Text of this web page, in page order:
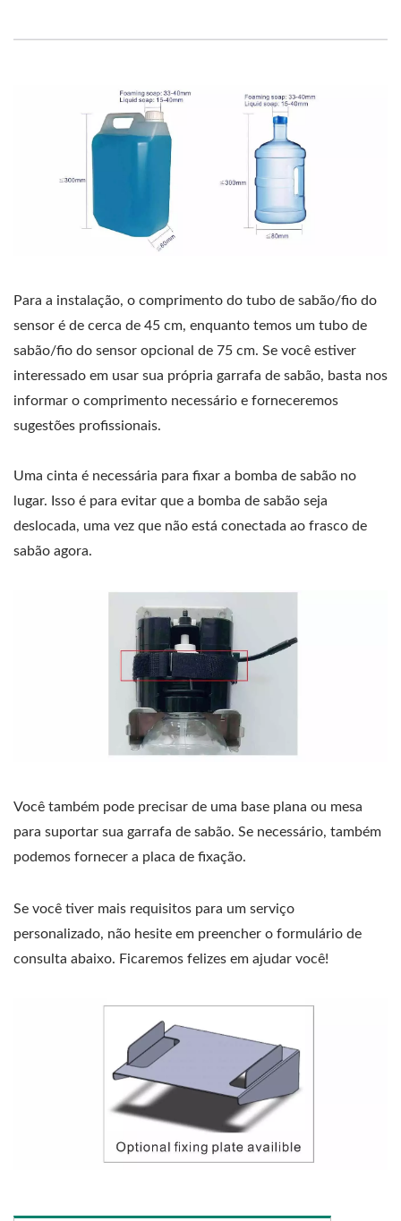
Para a instalação, o comprimento do tubo de sabão/fio do
sensor é de cerca de 45 cm, enquanto temos um tubo de
sabão/fio do sensor opcional de 75 cm. Se você estiver
interessado em usar sua própria garrafa de sabão, basta nos
informar o comprimento necessário e forneceremos
sugestões profissionais.
Uma cinta é necessária para fixar a bomba de sabão no
lugar. Isso é para evitar que a bomba de sabão seja
deslocada, uma vez que não está conectada ao frasco de
sabão agora.
Você também pode precisar de uma base plana ou mesa
para suportar sua garrafa de sabão. Se necessário, também
podemos fornecer a placa de fixação.
Se você tiver mais requisitos para um serviço
personalizado, não hesite em preencher o formulário de
consulta abaixo. Ficaremos felizes em ajudar você!